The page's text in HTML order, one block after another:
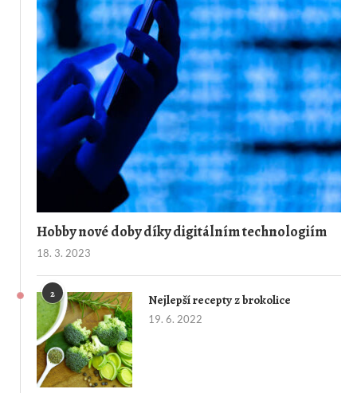
Hobby nové doby díky digitálním technologiím
18. 3. 2023
2 Nejlepší recepty z brokolice
19. 6. 2022